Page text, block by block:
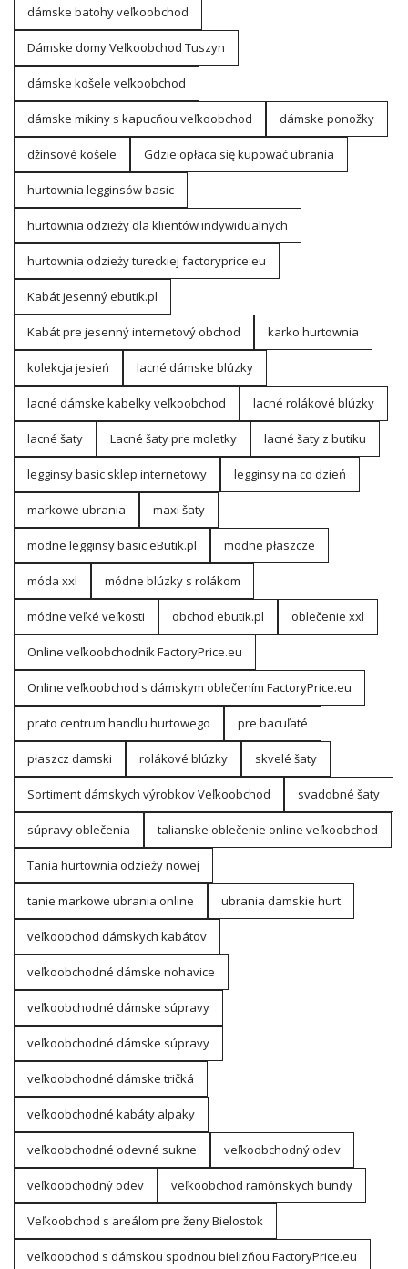
dámske batohy veľkoobchod
Dámske domy Veľkoobchod Tuszyn
dámske košele veľkoobchod
dámske mikiny s kapucňou veľkoobchod dámske ponožky
džínsové košele Gdzie opłaca się kupować ubrania
hurtownia legginsów basic
hurtownia odzieży dla klientów indywidualnych
hurtownia odzieży tureckiej factoryprice.eu
Kabát jesenný ebutik.pl
Kabát pre jesenný internetový obchod karko hurtownia
kolekcja jesień lacné dámske blúzky
lacné dámske kabelky veľkoobchod lacné rolákové blúzky
lacné šaty Lacné šaty pre moletky lacné šaty z butiku
legginsy basic sklep internetowy legginsy na co dzień
markowe ubrania maxi šaty
modne legginsy basic eButik.pl modne płaszcze
móda xxl módne blúzky s rolákom
módne veľké veľkosti obchod ebutik.pl oblečenie xxl
Online veľkoobchodník FactoryPrice.eu
Online veľkoobchod s dámskym oblečením FactoryPrice.eu
prato centrum handlu hurtowego pre bacuľaté
płaszcz damski rolákové blúzky skvelé šaty
Sortiment dámskych výrobkov Veľkoobchod svadobné šaty
súpravy oblečenia talianske oblečenie online veľkoobchod
Tania hurtownia odzieży nowej
tanie markowe ubrania online ubrania damskie hurt
veľkoobchod dámskych kabátov
veľkoobchodné dámske nohavice
veľkoobchodné dámske súpravy
veľkoobchodné dámske súpravy
veľkoobchodné dámske tričká
veľkoobchodné kabáty alpaky
veľkoobchodné odevné sukne veľkoobchodný odev
veľkoobchodný odev veľkoobchod ramónskych bundy
Veľkoobchod s areálom pre ženy Bielostok
veľkoobchod s dámskou spodnou bielizňou FactoryPrice.eu